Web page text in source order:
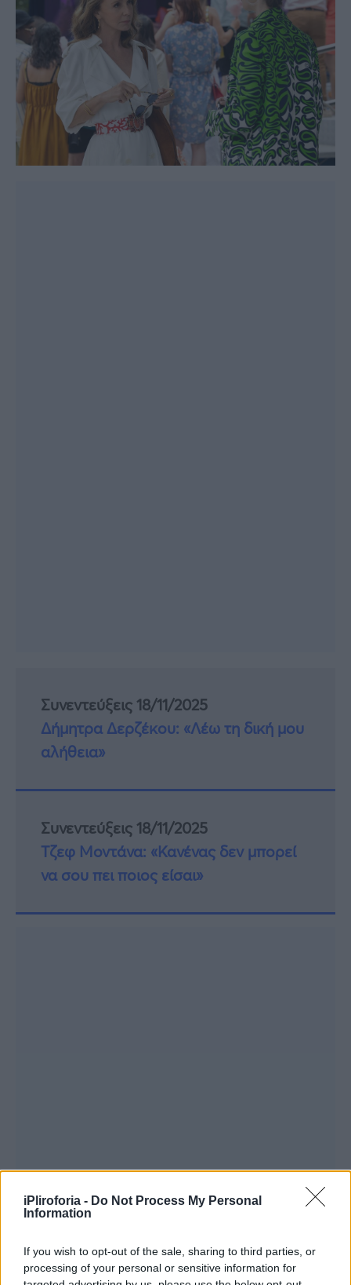
iPliroforia - Do Not Process My Personal
Information
If you wish to opt-out of the sale, sharing to third parties, or
processing of your personal or sensitive information for
Συνεντεύξεις 18/11/2025
Δήμητρα Δερζέκου: «Λέω τη δική μου
αλήθεια»
Συνεντεύξεις 18/11/2025
Τζεφ Μοντάνα: «Κανένας δεν μπορεί
να σου πει ποιος είσαι»